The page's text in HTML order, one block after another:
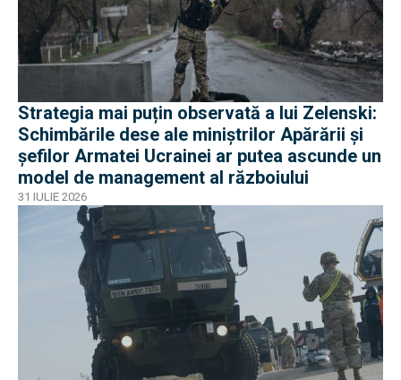
Strategia mai puțin observată a lui Zelenski:
Schimbările dese ale miniștrilor Apărării și
șefilor Armatei Ucrainei ar putea ascunde un
model de management al războiului
31 IULIE 2026